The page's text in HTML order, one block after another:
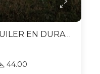
APARTAMENTO EN ALQUILER EN DURAZNO
44.00